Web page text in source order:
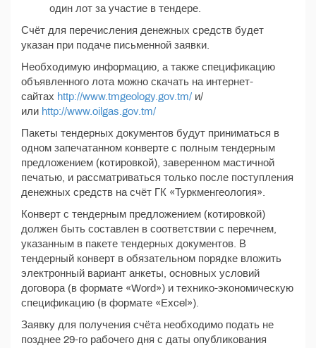
один лот за участие в тендере.
Счёт для перечисления денежных средств будет
указан при подаче письменной заявки.
Необходимую информацию, а также спецификацию
объявленного лота можно скачать на интернет-
сайтах http://www.tmgeology.gov.tm/ и/
или http://www.oilgas.gov.tm/
Пакеты тендерных документов будут приниматься в
одном запечатанном конверте с полным тендерным
предложением (котировкой), заверенном мастичной
печатью, и рассматриваться только после поступления
денежных средств на счёт ГК «Туркменгеология».
Конверт с тендерным предложением (котировкой)
должен быть составлен в соответствии с перечнем,
указанным в пакете тендерных документов. В
тендерный конверт в обязательном порядке вложить
электронный вариант анкеты, основных условий
договора (в формате «Word») и технико-экономическую
спецификацию (в формате «Excel»).
Заявку для получения счёта необходимо подать не
позднее 29-го рабочего дня с даты опубликования